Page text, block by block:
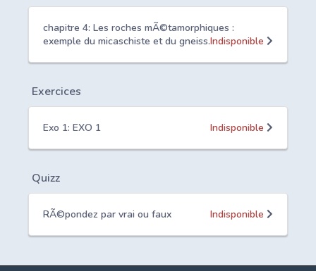
chapitre 4: Les roches mÃ©tamorphiques :
exemple du micaschiste et du gneiss.Indisponible
Exercices
Exo 1: EXO 1 Indisponible
Quizz
RÃ©pondez par vrai ou faux Indisponible